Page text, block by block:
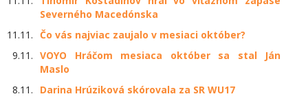
Severného Macedónska
11.11. Čo vás najviac zaujalo v mesiaci október?
9.11. VOYO Hráčom mesiaca október sa stal Ján
Maslo
8.11.
Darina Hrúziková skórovala za SR WU17